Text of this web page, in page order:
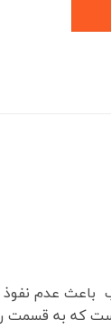
باعث عدم
که به قسمت